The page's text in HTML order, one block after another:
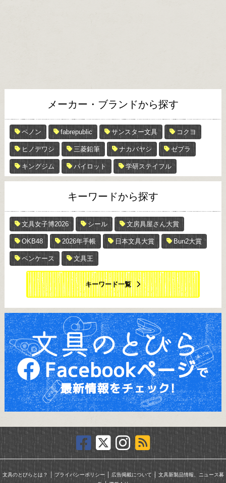
メーカー・ブランドから探す
ペノン fabrepublic サンスター文具 コクヨ
ヒノデワシ 三菱鉛筆 ナカバヤシ ゼブラ
キングジム パイロット 学研ステイフル
キーワードから探す
文具女子博2026 シール 文房具屋さん大賞
OKB48 2026年手帳 日本文具大賞 Bun2大賞
ペンケース 文具王
キーワード一覧
文具のとびらとは？ ｜ プライバシーポリシー｜ 広告掲載について ｜ 文具新製品情報、ニュース募